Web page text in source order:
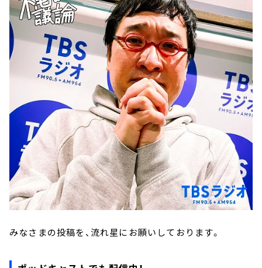
みなさまの投稿を、流れ星にお願いしております。